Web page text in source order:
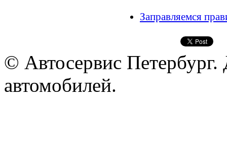
Заправляемся
© Автосервис
автомобилей.